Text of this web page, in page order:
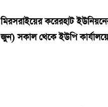
মিরসরাইয়ের করেরহাট
জুন) সকাল থেকে ইউপি